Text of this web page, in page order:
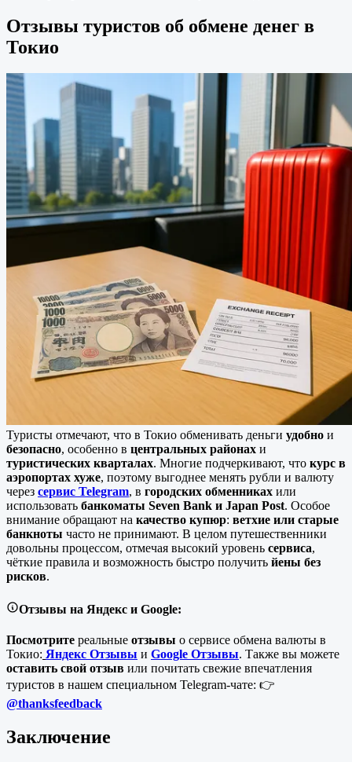
Отзывы туристов об обмене денег в
Токио
Туристы отмечают, что в Токио обменивать деньги удобно и
безопасно, особенно в центральных районах и
туристических кварталах. Многие подчеркивают, что курс в
аэропортах хуже, поэтому выгоднее менять рубли и валюту
через сервис Telegram, в городских обменниках или
использовать банкоматы Seven Bank и Japan Post. Особое
внимание обращают на качество купюр: ветхие или старые
банкноты часто не принимают. В целом путешественники
довольны процессом, отмечая высокий уровень сервиса,
чёткие правила и возможность быстро получить йены без
рисков.
Отзывы на Яндекс и Google:
Посмотрите реальные отзывы о сервисе обмена валюты в
Токио: Яндекс Отзывы и Google Отзывы. Также вы можете
оставить свой отзыв или почитать свежие впечатления
туристов в нашем специальном Telegram-чате: 👉
@thanksfeedback
Заключение